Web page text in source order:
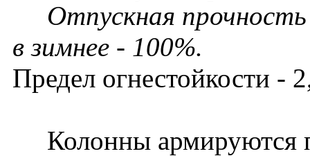
Отпускная
в зимнее - 100%.
Предел огнестойкости -
Колонны армируются